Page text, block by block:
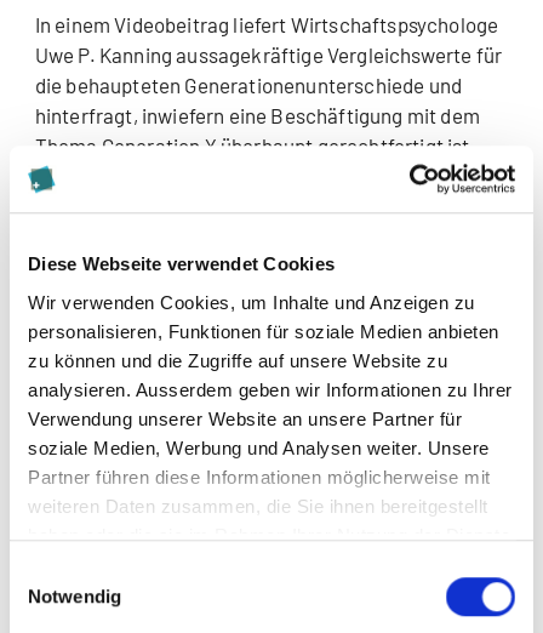
Diese Webseite verwendet Cookies
Wir verwenden Cookies, um Inhalte und Anzeigen zu
personalisieren, Funktionen für soziale Medien anbieten
zu können und die Zugriffe auf unsere Website zu
analysieren. Ausserdem geben wir Informationen zu Ihrer
Verwendung unserer Website an unsere Partner für
soziale Medien, Werbung und Analysen weiter. Unsere
Partner führen diese Informationen möglicherweise mit
weiteren Daten zusammen, die Sie ihnen bereitgestellt
haben oder die sie im Rahmen Ihrer Nutzung der Dienste
Notwendig
In einem Videobeitrag liefert Wirtschaftspsychologe
Uwe P. Kanning aussagekräftige Vergleichswerte für
die behaupteten Generationenunterschiede und
hinterfragt, inwiefern eine Beschäftigung mit dem
Thema Generation Y überhaupt gerechtfertigt ist.
Wie schon in seinen Beiträgen über
Graphologieund
Managerscheiterngeht Kanning auch in diesem
Wirtschaftspsychologie» in gewohnt strukturierter,
evidenzbasierter Manier vor und stützt sich auf
fundierte wissenschaftliche Erkenntnisse.
Erfahren Sie, inwiefern die Vertreter der Generation Y
tatsächlich Leistung ablehnen und sich weniger für
Materielles interessieren, und ob grundsätzlich das
Denken in Generationen für die Personalarbeit und
die Führung sinnvoll ist: